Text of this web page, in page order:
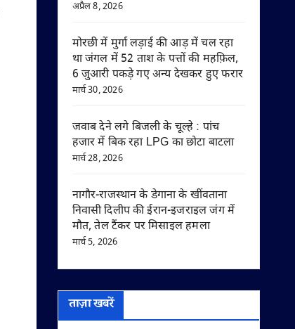
अप्रैल 8, 2026
मोरछी में मुर्गा लड़ाई की आड़ में चल रहा
था जंगल में 52 ताश के पत्तों की महफ़िल,
6 जुआरी पकड़े गए अन्य देखकर हुए फरार
मार्च 30, 2026
जवाब देने लगे बिजली के चूल्हे : पांच
हजार में बिक रहा LPG का छोटा बाटला
मार्च 28, 2026
नागौर-राजस्थान के डेगाना के खींवताना
निवासी दिलीप की ईरान-इजराइल जंग में
मौत, तेल टैंकर पर मिसाइल हमला
मार्च 5, 2026
ताज़ा खबरें